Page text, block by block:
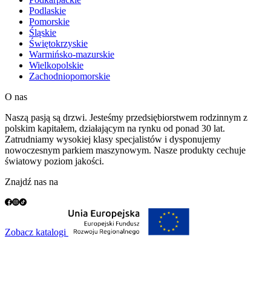
Podlaskie
Pomorskie
Śląskie
Świętokrzyskie
Warmińsko-mazurskie
Wielkopolskie
Zachodniopomorskie
O nas
Naszą pasją są drzwi. Jesteśmy przedsiębiorstwem rodzinnym z
polskim kapitałem, działającym na rynku od ponad 30 lat.
Zatrudniamy wysokiej klasy specjalistów i dysponujemy
nowoczesnym parkiem maszynowym. Nasze produkty cechuje
światowy poziom jakości.
Znajdź nas na
Zobacz katalogi